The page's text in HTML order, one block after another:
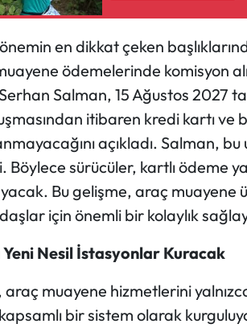
en dikkat çeken
ödemelerinde komisyon
Salman, 15 Ağustos 2027
itibaren kredi kartı
açıkladı. Salman,
Böylece sürücüler, kartlı ödeme
Bu gelişme, araç muayene
için önemli bir kolaylık
Nesil İstasyonlar Kuracak
araç muayene hizmetlerini
bir sistem olarak